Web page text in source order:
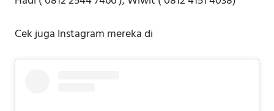
Cek juga Instagram mereka di